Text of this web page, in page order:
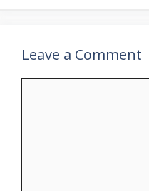
Leave a Comment